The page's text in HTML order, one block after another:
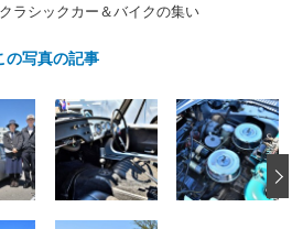
ロジ
コラム
ラシックカー＆バイクの集い
の写真の記事